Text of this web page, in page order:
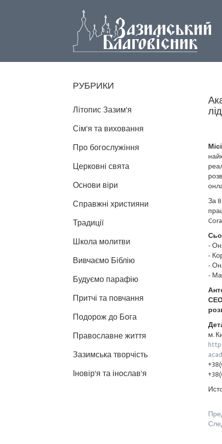
За
-
-
-
-
м.
РУБРИКИ
Літопис Зазим'я
Сім'я та виховання
Про богослужіння
Церковні свята
Основи віри
Справжні християни
Традиції
Школа молитви
Вивчаємо Біблію
Будуємо парафію
Притчі та повчання
Подорож до Бога
Православне життя
Зазимська творчість
Іновір'я та інослав'я